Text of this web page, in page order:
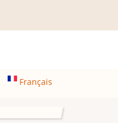
Français